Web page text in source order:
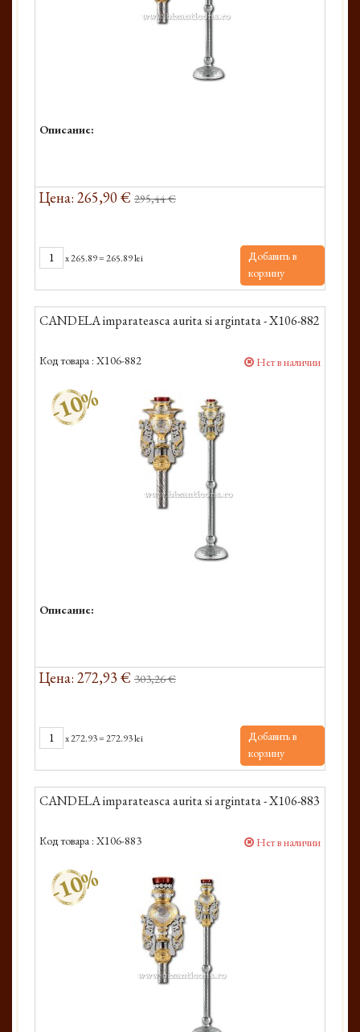
Описание:
Цена: 265,90 € 295,44 €
x265.89=265.89 lei
Добавить в
корзину
CANDELA imparateasca aurita si argintata - X106-882
Код товара : X106-882 Нет в наличии
-10%
Описание:
Цена: 272,93 € 303,26 €
x272.93=272.93 lei
Добавить в
корзину
CANDELA imparateasca aurita si argintata - X106-883
Код товара : X106-883 Нет в наличии
-10%